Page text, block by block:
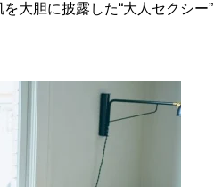
大胆に披露した“大人セクシー